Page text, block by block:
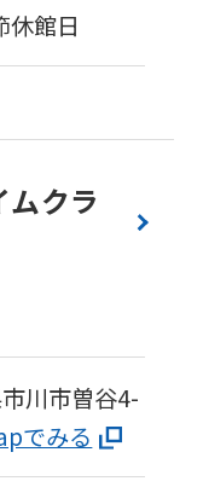
休館日
クラ
川市曽谷4-
でみる